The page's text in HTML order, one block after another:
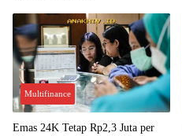
Multifinance
Emas 24K Tetap Rp2,3 Juta per